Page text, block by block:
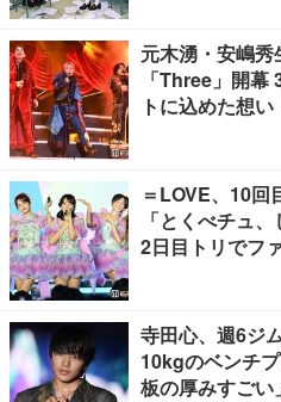
元木湧・安嶋
「Three」開幕
トに込めた想
＝LOVE、10回
「とくべチュ
2日目トリでフ
寺田心、週6ジ
10kgのベンチ
板の厚みすご